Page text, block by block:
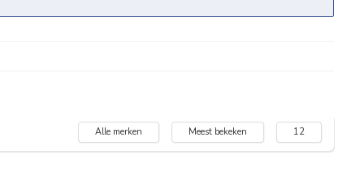
Alle merken Meest bekeken 12